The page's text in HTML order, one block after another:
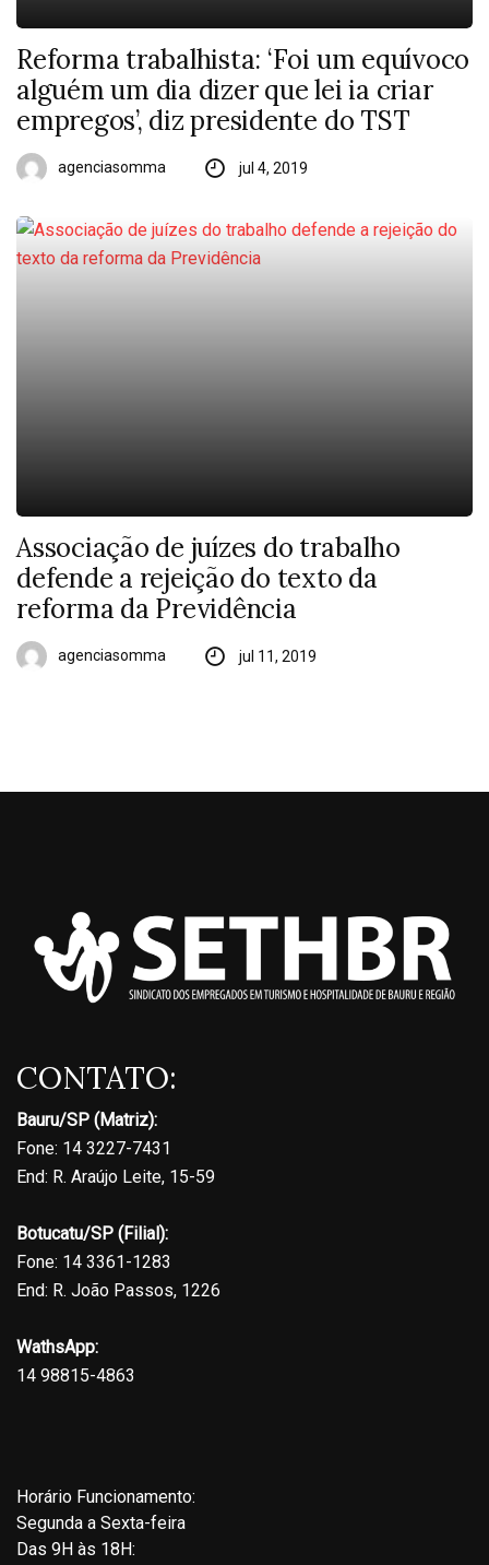
Reforma trabalhista: ‘Foi um equívoco
alguém um dia dizer que lei ia criar
empregos’, diz presidente do TST
agenciasomma jul 4, 2019
Associação de juízes do trabalho
defende a rejeição do texto da
reforma da Previdência
agenciasomma jul 11, 2019
CONTATO:
Bauru/SP (Matriz):
Fone: 14 3227-7431
End: R. Araújo Leite, 15-59
Botucatu/SP (Filial):
Fone: 14 3361-1283
End: R. João Passos, 1226
WathsApp:
14 98815-4863
Horário Funcionamento:
Segunda a Sexta-feira
Das 9H às 18H: